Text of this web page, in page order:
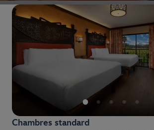
Chambres standard